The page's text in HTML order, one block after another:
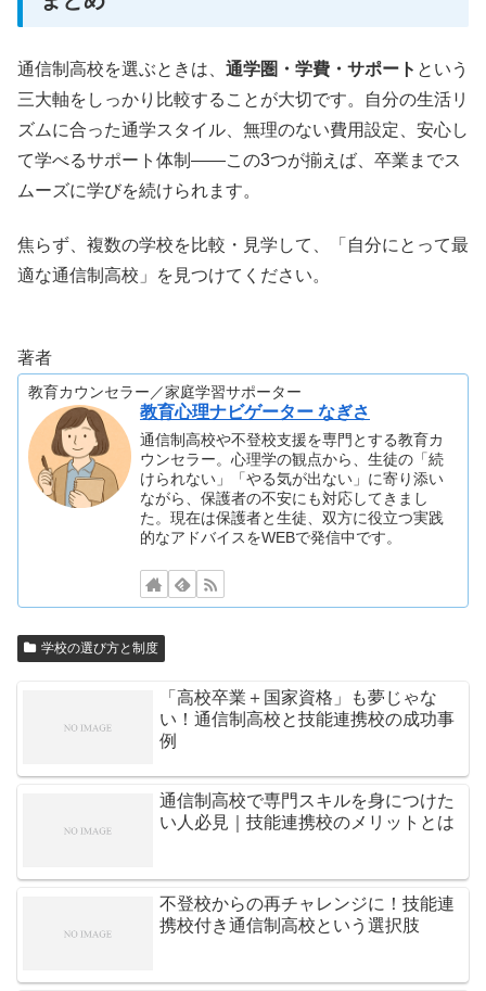
通信制高校を選ぶときは、 通学圏・学費・サポート という
三大軸をしっかり比較することが大切です。自分の生活リ
ズムに合った通学スタイル、無理のない費用設定、安心し
て学べるサポート体制——この3つが揃えば、卒業までス
ムーズに学びを続けられます。
焦らず、複数の学校を比較・見学して、「自分にとって最
適な通信制高校」を見つけてください。
著者
教育カウンセラー／家庭学習サポーター
教育心理ナビゲーター なぎさ
通信制高校や不登校支援を専門とする教育カ
ウンセラー。心理学の観点から、生徒の「続
けられない」「やる気が出ない」に寄り添い
ながら、保護者の不安にも対応してきまし
た。現在は保護者と生徒、双方に役立つ実践
的なアドバイスをWEBで発信中です。
学校の選び方と制度
「高校卒業＋国家資格」も夢じゃな
い！通信制高校と技能連携校の成功事
例
通信制高校で専門スキルを身につけた
い人必見｜技能連携校のメリットとは
不登校からの再チャレンジに！技能連
携校付き通信制高校という選択肢